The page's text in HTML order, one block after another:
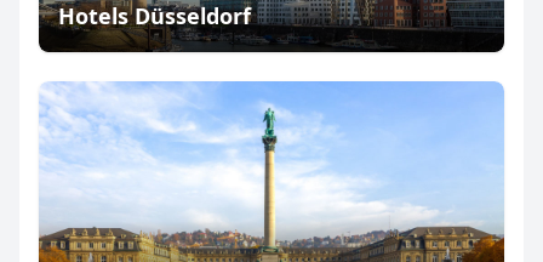
Hotels Düsseldorf